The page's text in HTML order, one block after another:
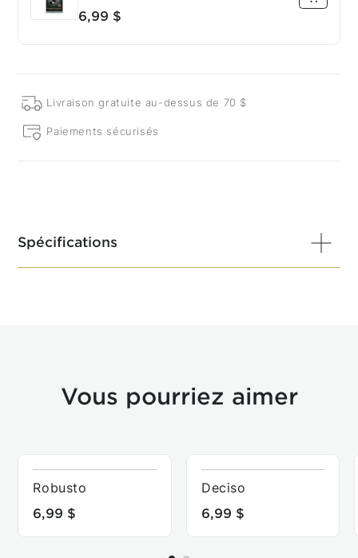
6,99 $
Livraison gratuite au-dessus de 70 $
Paiements sécurisés
Spécifications
Vous pourriez aimer
Robusto
6,99 $
Deciso
6,99 $